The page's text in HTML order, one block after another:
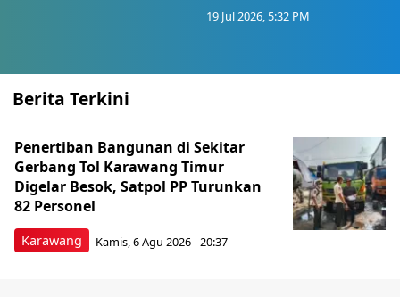
19 Jul 2026, 5:32 PM
Berita Terkini
Karawang
Penertiban Bangunan di Sekitar
Gerbang Tol Karawang Timur
Digelar Besok, Satpol PP Turunkan
82 Personel
Kamis, 6 Agu 2026 - 20:37